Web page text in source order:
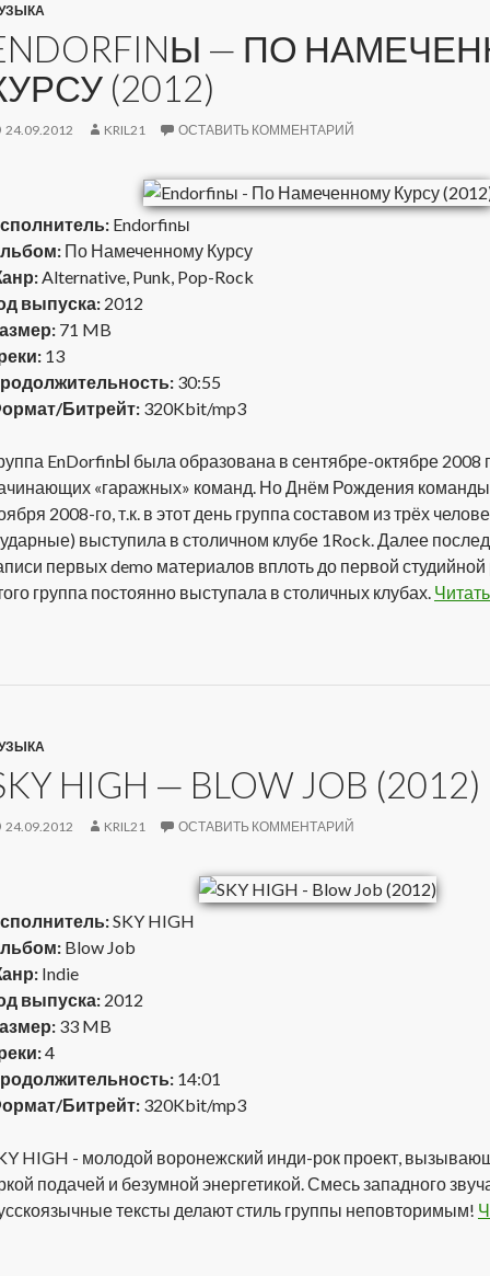
— ПО
(2012)
24.09.2012 KRIL21 ОСТАВИТЬ КОММЕНТАРИЙ
Endorfinы
По Намеченному Курсу
Alternative, Punk, Pop-Rock
выпуска: 2012
71 MB
13
30:55
Битрейт: 320Kbit/mp3
EnDorfinЫ была образована в сентябре-октябре 2008
«гаражных» команд. Но Днём Рождения команды
2008-го, т.к. в этот день группа составом из трёх
выступила в столичном клубе 1Rock. Далее
первых demo материалов вплоть до первой
группа постоянно выступала в столичных клубах.
HIGH — BLOW JOB (2012)
24.09.2012 KRIL21 ОСТАВИТЬ КОММЕНТАРИЙ
SKY HIGH
Blow Job
Indie
выпуска: 2012
33 MB
4
14:01
Битрейт: 320Kbit/mp3
HIGH - молодой воронежский инди-рок проект,
подачей и безумной энергетикой. Смесь западного
тексты делают стиль группы неповторимым!